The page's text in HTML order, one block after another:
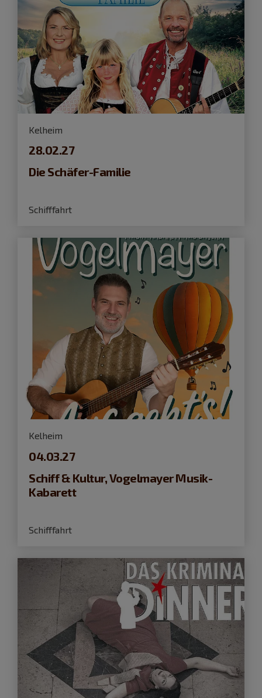
Kelheim
28.02.27
Die Schäfer-Familie
Schifffahrt
Kelheim
04.03.27
Schiff & Kultur, Vogelmayer Musik-
Kabarett
Schifffahrt